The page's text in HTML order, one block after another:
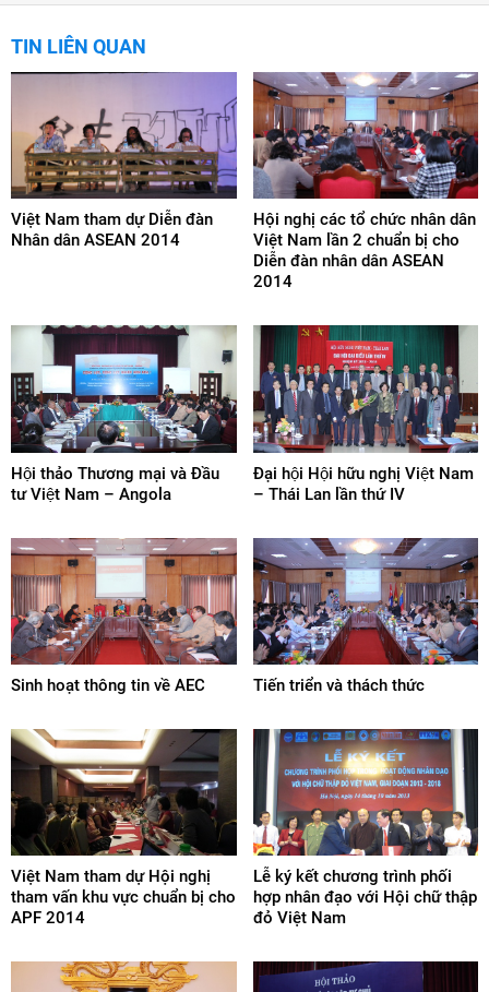
TIN LIÊN QUAN
Việt Nam tham dự Diễn đàn
Nhân dân ASEAN 2014
Hội nghị các tổ chức nhân dân
Việt Nam lần 2 chuẩn bị cho
Diễn đàn nhân dân ASEAN
2014
Hội thảo Thương mại và Đầu
tư Việt Nam – Angola
Đại hội Hội hữu nghị Việt Nam
– Thái Lan lần thứ IV
Sinh hoạt thông tin về AEC Tiến triển và thách thức
Việt Nam tham dự Hội nghị
tham vấn khu vực chuẩn bị cho
APF 2014
Lễ ký kết chương trình phối
hợp nhân đạo với Hội chữ thập
đỏ Việt Nam